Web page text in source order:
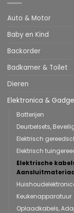
Auto & Motor
Baby en Kind
Backorder
Badkamer & Toilet
Dieren
Elektronica &
Batterijen
Deurbelsets,
Elektrisch
Elektrisch
Elektrische
Keukenapparatuur
Oplaadkabels,